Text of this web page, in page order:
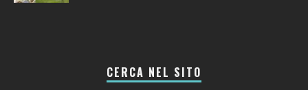
CERCA NEL SITO